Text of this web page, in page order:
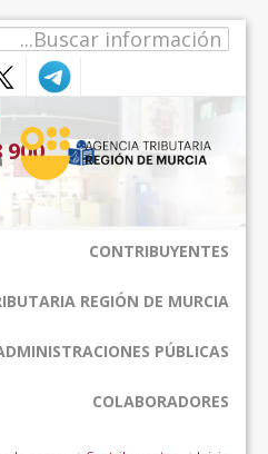
900 878 830
(9:00-18:30*)
AGENCIA